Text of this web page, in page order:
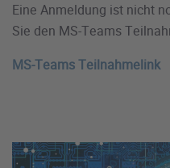
Eine Anmeldung ist nicht
Sie den MS-Teams
MS-Teams Teilnahmelink